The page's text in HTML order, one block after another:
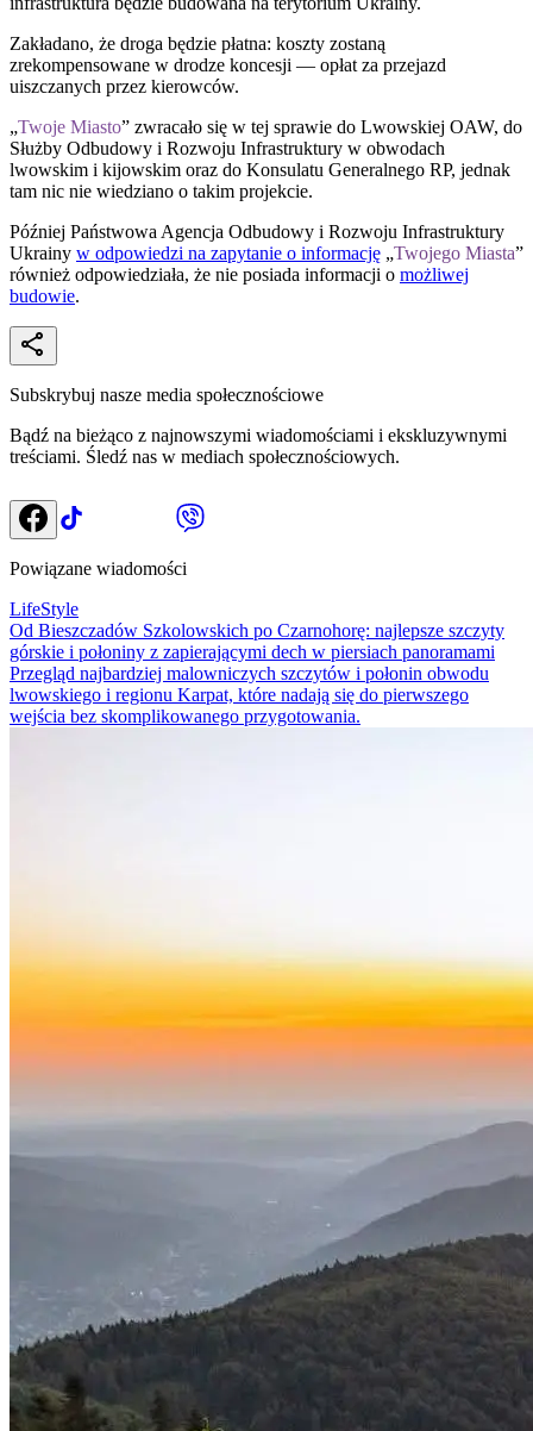
Zakładano, że droga będzie płatna: koszty zostaną
zrekompensowane w drodze koncesji — opłat za przejazd
uiszczanych przez kierowców.
„Twoje Miasto” zwracało się w tej sprawie do Lwowskiej OAW, do
Służby Odbudowy i Rozwoju Infrastruktury w obwodach
lwowskim i kijowskim oraz do Konsulatu Generalnego RP, jednak
tam nic nie wiedziano o takim projekcie.
Później Państwowa Agencja Odbudowy i Rozwoju Infrastruktury
Ukrainy w odpowiedzi na zapytanie o informację „Twojego Miasta”
również odpowiedziała, że nie posiada informacji o możliwej
budowie.
Subskrybuj nasze media społecznościowe
Bądź na bieżąco z najnowszymi wiadomościami i ekskluzywnymi
treściami. Śledź nas w mediach społecznościowych.
Powiązane wiadomości
LifeStyle
Od Bieszczadów Szkolowskich po Czarnohorę: najlepsze szczyty
górskie i połoniny z zapierającymi dech w piersiach panoramami
Przegląd najbardziej malowniczych szczytów i połonin obwodu
lwowskiego i regionu Karpat, które nadają się do pierwszego
wejścia bez skomplikowanego przygotowania.